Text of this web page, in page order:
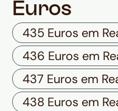
Euros
435 Euros em
436 Euros em
437 Euros em
438 Euros em